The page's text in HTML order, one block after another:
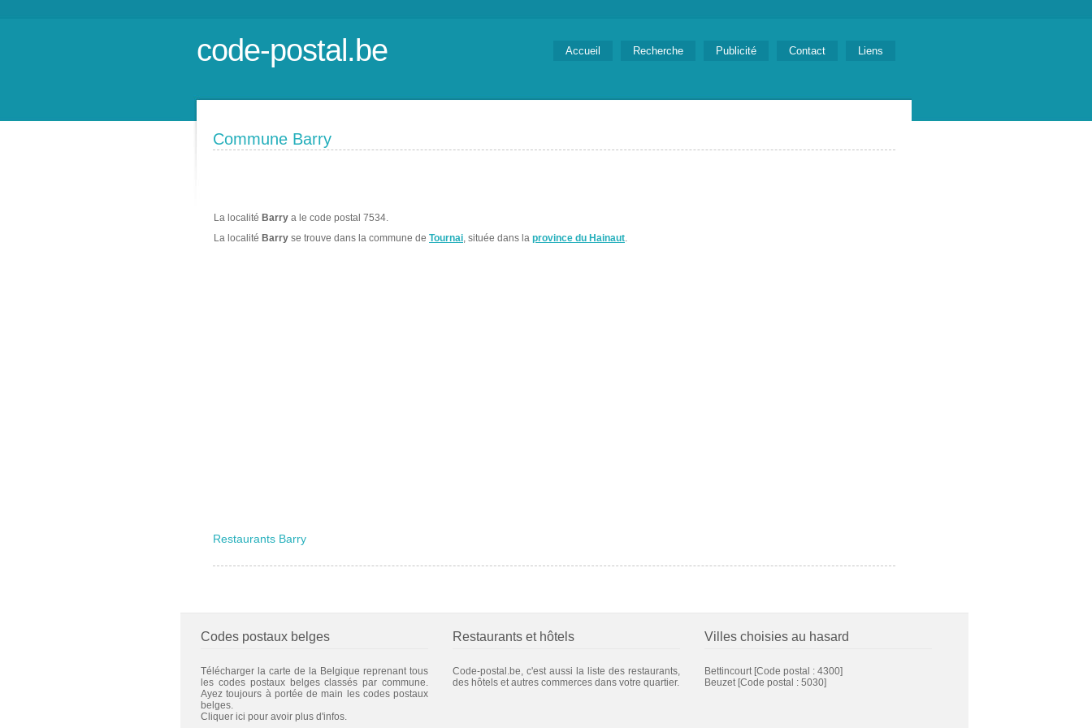
code-postal.be Accueil Recherche Publicité Contact Liens
Commune Barry
La localité Barry a le code postal 7534.
La localité Barry se trouve dans la commune de Tournai, située dans la province du Hainaut.
Restaurants Barry
Codes postaux belges
Télécharger la carte de la Belgique reprenant tous
les codes postaux belges classés par commune.
Ayez toujours à portée de main les codes postaux
belges.
Cliquer ici pour avoir plus d'infos.
Restaurants et hôtels
Code-postal.be, c'est aussi la liste des restaurants,
des hôtels et autres commerces dans votre quartier.
Villes choisies au hasard
Bettincourt [Code postal : 4300]
Beuzet [Code postal : 5030]